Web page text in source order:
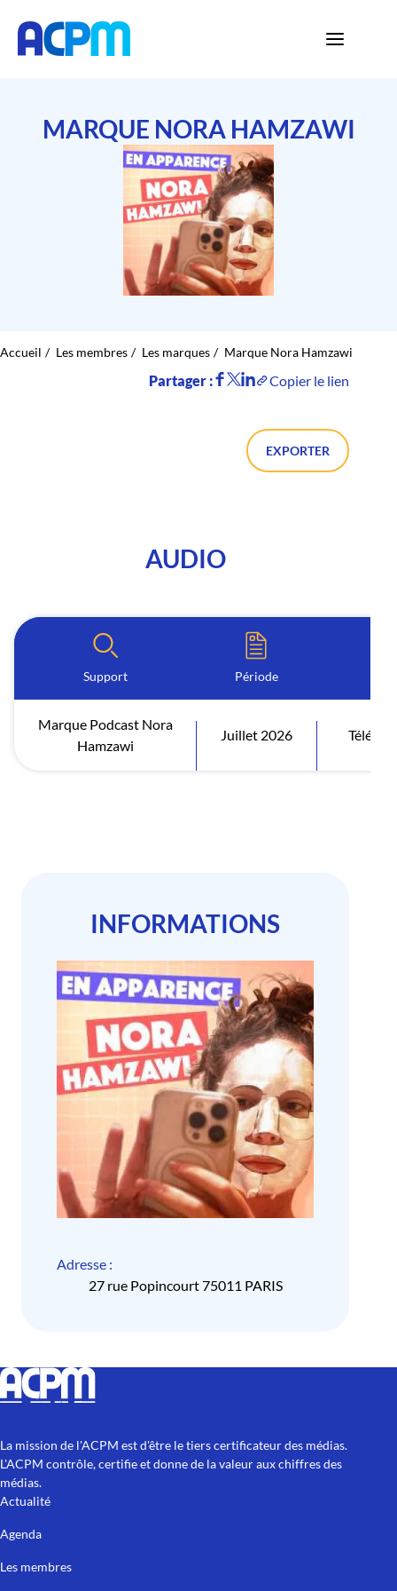
MARQUE NORA HAMZAWI
Accueil Les membres Les marques Marque Nora Hamzawi
Partager : Copier le lien
EXPORTER
AUDIO
Support Période
Marque Podcast Nora
Hamzawi
Juillet 2026
INFORMATIONS
Adresse :
27 rue Popincourt 75011 PARIS
La mission de l'ACPM est d'être le tiers certificateur des médias.
L'ACPM contrôle, certifie et donne de la valeur aux chiffres des
médias.
Actualité
Agenda
Les membres